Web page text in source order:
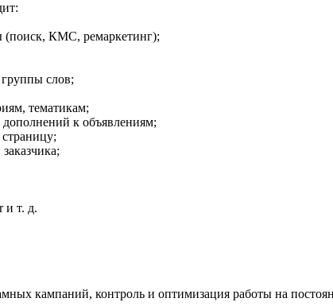
(поиск, КМС, ремаркетинг);
слов;
тематикам;
к объявлениям;
и т. д.
кампаний, контроль и оптимизация работы на